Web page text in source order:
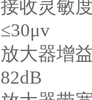
接收灵敏
≤30μv
放大器增
82dB